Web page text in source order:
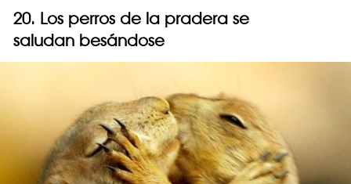
20. Los perros de la pradera se
saludan besándose